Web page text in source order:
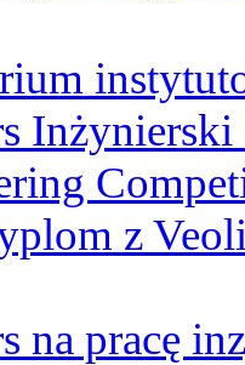
z
na pracę